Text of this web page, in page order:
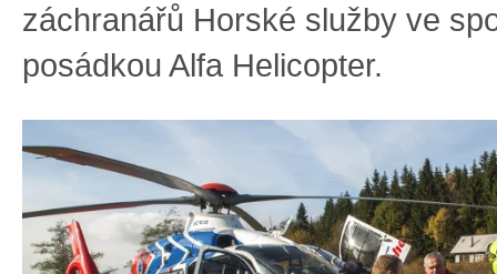
záchranářů Horské služby ve
posádkou Alfa Helicopter.